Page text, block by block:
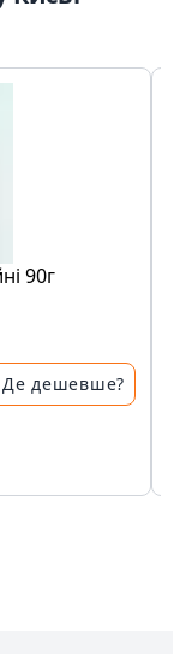
90г
Де дешевше?